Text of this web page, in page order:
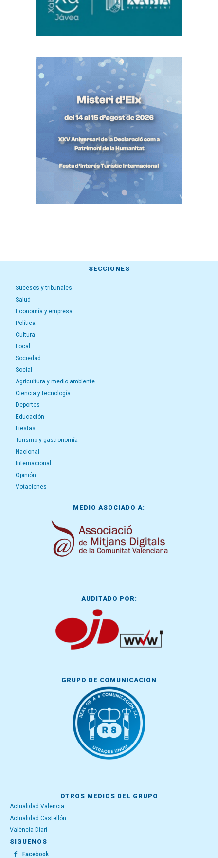
SECCIONES
Sucesos y tribunales
Salud
Economía y empresa
Política
Cultura
Local
Sociedad
Social
Agricultura y medio ambiente
Ciencia y tecnología
Deportes
Educación
Fiestas
Turismo y gastronomía
Nacional
Internacional
Opinión
Votaciones
MEDIO ASOCIADO A:
AUDITADO POR:
GRUPO DE COMUNICACIÓN
OTROS MEDIOS DEL GRUPO
Actualidad Valencia
Actualidad Castellón
València Diari
SÍGUENOS
Facebook